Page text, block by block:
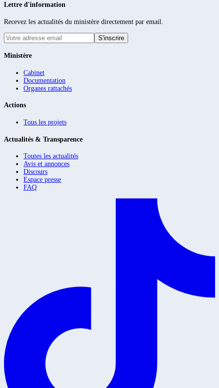
Lettre d'information
Recevez les actualités du ministère directement par email.
S'inscrire
Ministère
Cabinet
Documentation
Organes rattachés
Actions
Tous les projets
Actualités & Transparence
Toutes les actualités
Avis et annonces
Discours
Espace presse
FAQ